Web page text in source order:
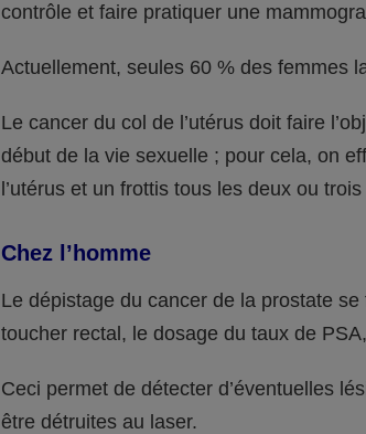
contrôle et faire pratiquer une
Actuellement, seules 60 % des femmes
Le cancer du col de l’utérus doit faire
début de la vie sexuelle ; pour cela, on
l’utérus et un frottis tous les deux ou
Chez l’homme
Le dépistage du cancer de la prostate
toucher rectal, le dosage du taux de
Ceci permet de détecter d’éventuelles
être détruites au laser.